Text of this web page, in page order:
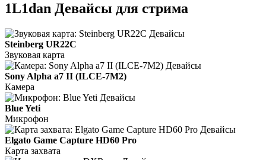
1L1dan Девайсы для стрима
Steinberg UR22С
Звуковая карта
Sony Alpha a7 II (ILCE-7M2)
Камера
Blue Yeti
Микрофон
Elgato Game Capture HD60 Pro
Карта захвата